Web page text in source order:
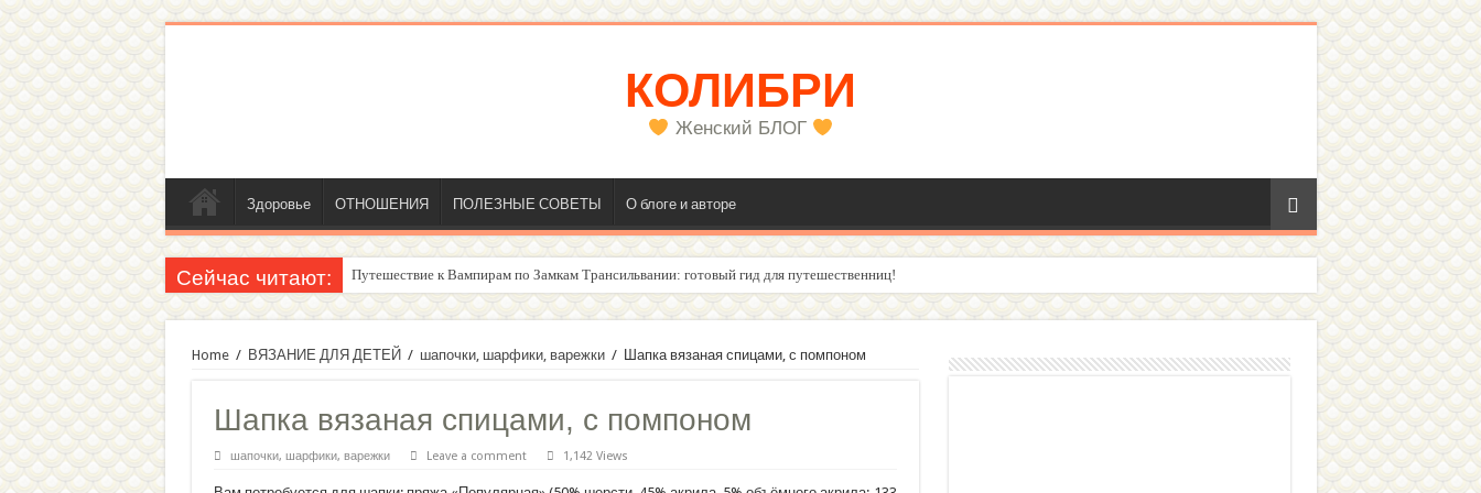
КОЛИБРИ
Женский БЛОГ
Здоровье ОТНОШЕНИЯ ПОЛЕЗНЫЕ СОВЕТЫ О блоге и авторе
Сейчас читают: Путешествие к Вампирам по Замкам Трансильвании: готовый гид для путешественниц!
Home / ВЯЗАНИЕ ДЛЯ ДЕТЕЙ / шапочки, шарфики, варежки / Шапка вязаная спицами, с помпоном
Шапка вязаная спицами, с помпоном
шапочки, шарфики, варежки Leave a comment 1,142 Views